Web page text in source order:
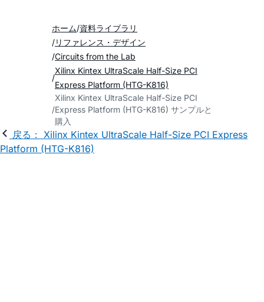
ホーム 資料ライブラリ
リファレンス・デザイン
Circuits from the Lab
Xilinx Kintex UltraScale Half-Size PCI
Express Platform (HTG-K816)
Xilinx Kintex UltraScale Half-Size PCI
Express Platform (HTG-K816) サンプルと
購入
戻る： Xilinx Kintex UltraScale Half-Size PCI Express
Platform (HTG-K816)